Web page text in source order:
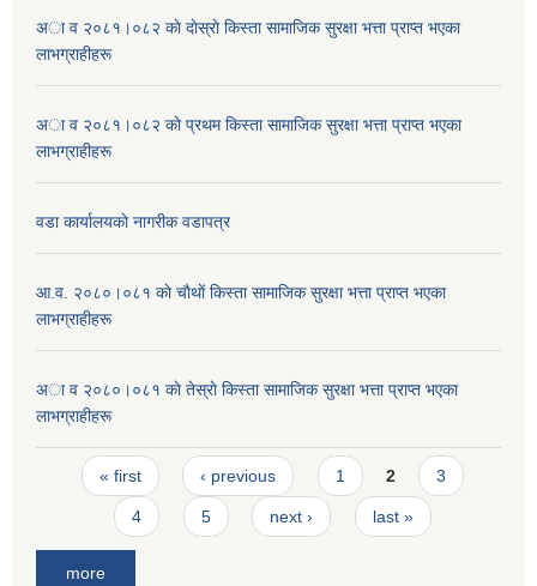
अा व २०८१।०८२ काे दाेस्राे किस्ता सामाजिक सुरक्षा भत्ता प्राप्त भएका
लाभग्राहीहरू
अा व २०८१।०८२ काे प्रथम किस्ता सामाजिक सुरक्षा भत्ता प्राप्त भएका
लाभग्राहीहरू
वडा कार्यालयकाे नागरीक वडापत्र
आ.व. २०८०।०८१ काे चाैथाें किस्ता सामाजिक सुरक्षा भत्ता प्राप्त भएका
लाभग्राहीहरू
अा व २०८०।०८१ काे तेस्राे किस्ता सामाजिक सुरक्षा भत्ता प्राप्त भएका
लाभग्राहीहरू
Pages
« first ‹ previous 1 2 3
4 5 next › last »
more